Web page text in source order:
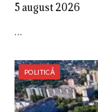
5 august 2026
…
POLITICĂ